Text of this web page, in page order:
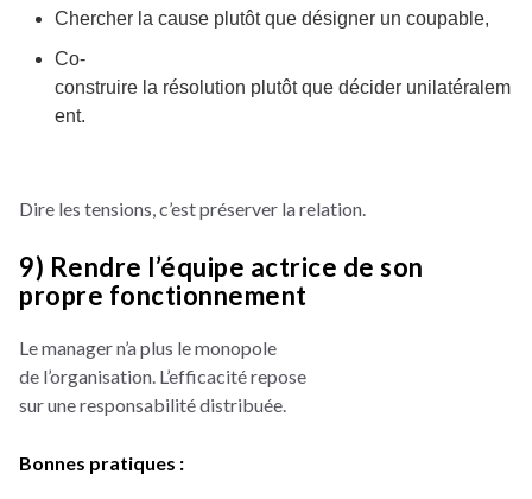
Chercher la cause plutôt que désigner un coupable,
Co-
construire la résolution plutôt que décider unilatéralem
ent.
Dire les tensions, c’est préserver la relation.
9) Rendre l’équipe actrice de son
propre fonctionnement
Le manager n’a plus le monopole
de l’organisation. L’efficacité repose
sur une responsabilité distribuée.
Bonnes pratiques :